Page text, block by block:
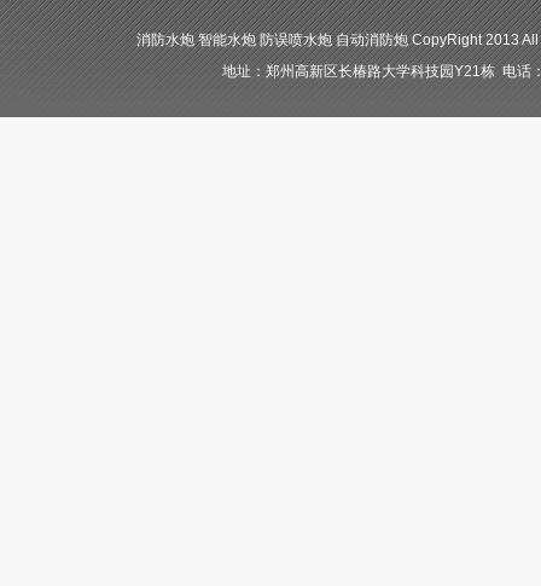
消防水炮 智能水炮 防误喷水炮 自动消防炮 CopyRight 2013
地址：郑州高新区长椿路大学科技园Y21栋 电